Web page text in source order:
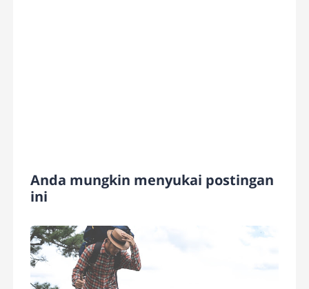
Anda mungkin menyukai postingan
ini